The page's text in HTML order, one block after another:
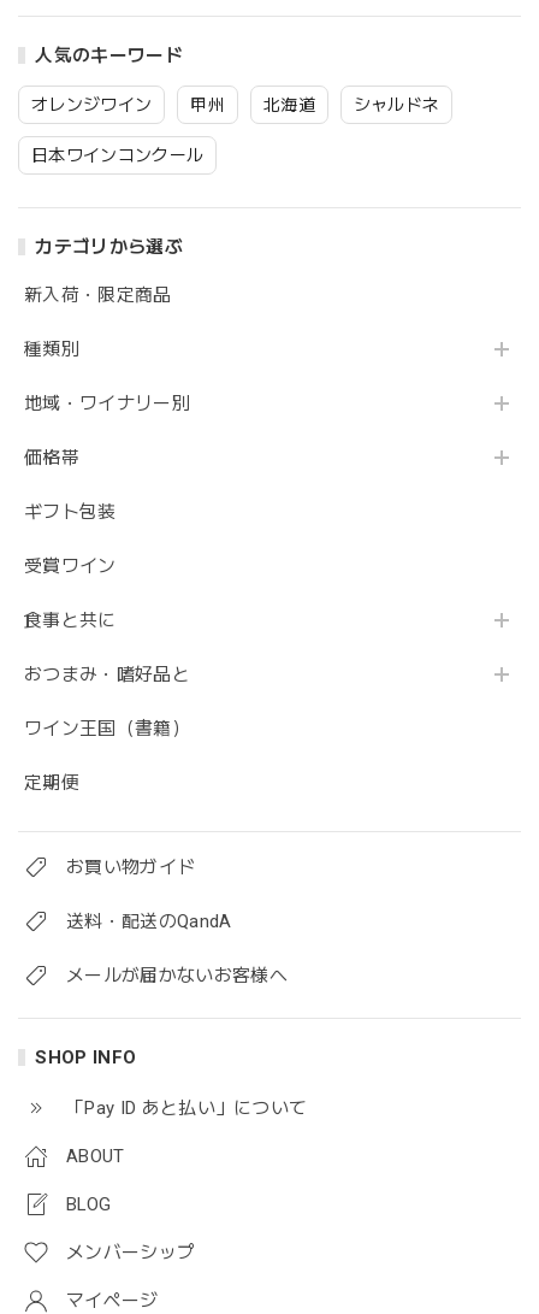
人気のキーワード
オレンジワイン 甲州 北海道 シャルドネ
日本ワインコンクール
カテゴリから選ぶ
新入荷・限定商品
種類別
地域・ワイナリー別
価格帯
ギフト包装
受賞ワイン
食事と共に
おつまみ・嗜好品と
ワイン王国（書籍）
定期便
お買い物ガイド
送料・配送のQandA
メールが届かないお客様へ
SHOP INFO
「Pay ID あと払い」について
ABOUT
BLOG
メンバーシップ
マイページ